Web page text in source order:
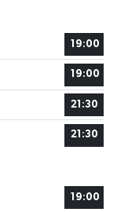
19:00
19:00
21:30
21:30
19:00